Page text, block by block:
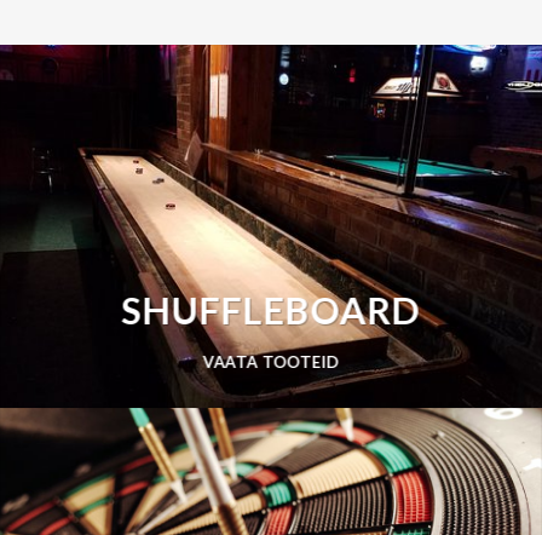
SHUFFLEBOARD
VAATA TOOTEID